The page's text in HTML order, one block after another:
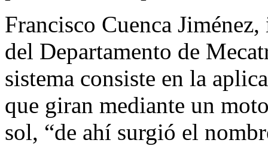
Francisco Cuenca
del Departamento de
sistema consiste en la
que giran mediante un
sol, “de ahí surgió el